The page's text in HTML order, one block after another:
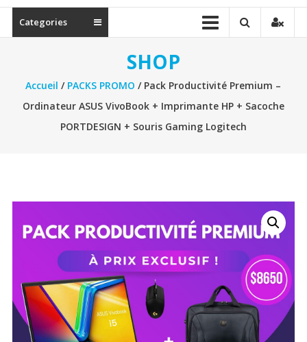
matériel
informatique
Categories
SHOP
Accueil / PACKS PROMO / Pack Productivité Premium –
Ordinateur ASUS VivoBook + Imprimante HP + Sacoche
PORTDESIGN + Souris Gaming Logitech